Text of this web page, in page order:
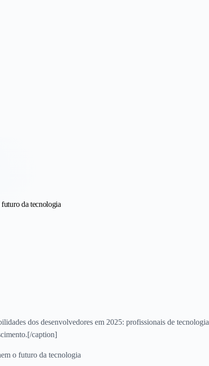
da tecnologia
dos desenvolvedores em 2025: profissionais de tecnologia
caption]
o futuro da tecnologia